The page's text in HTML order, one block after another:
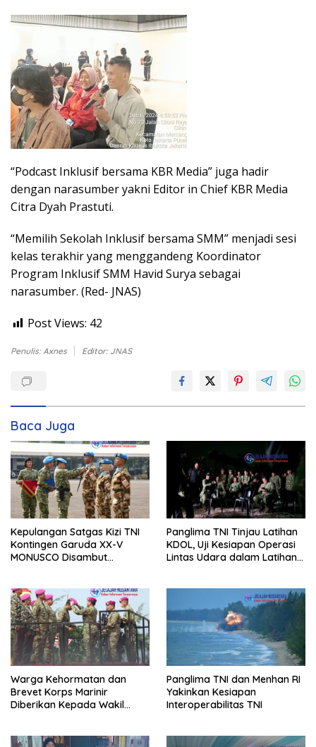
“Podcast Inklusif bersama KBR Media” juga hadir
dengan narasumber yakni Editor in Chief KBR Media
Citra Dyah Prastuti.
“Memilih Sekolah Inklusif bersama SMM” menjadi sesi
kelas terakhir yang menggandeng Koordinator
Program Inklusif SMM Havid Surya sebagai
narasumber. (Red- JNAS)
Post Views: 42
Penulis: Axnes Editor: JNAS
Baca Juga
Kepulangan Satgas Kizi TNI
Kontingen Garuda XX-V
MONUSCO Disambut
Panglima TNI Tinjau Latihan
KDOL, Uji Kesiapan Operasi
Lintas Udara dalam Latihan
Warga Kehormatan dan
Brevet Korps Marinir
Diberikan Kepada Wakil
Panglima TNI dan Menhan RI
Yakinkan Kesiapan
Interoperabilitas TNI